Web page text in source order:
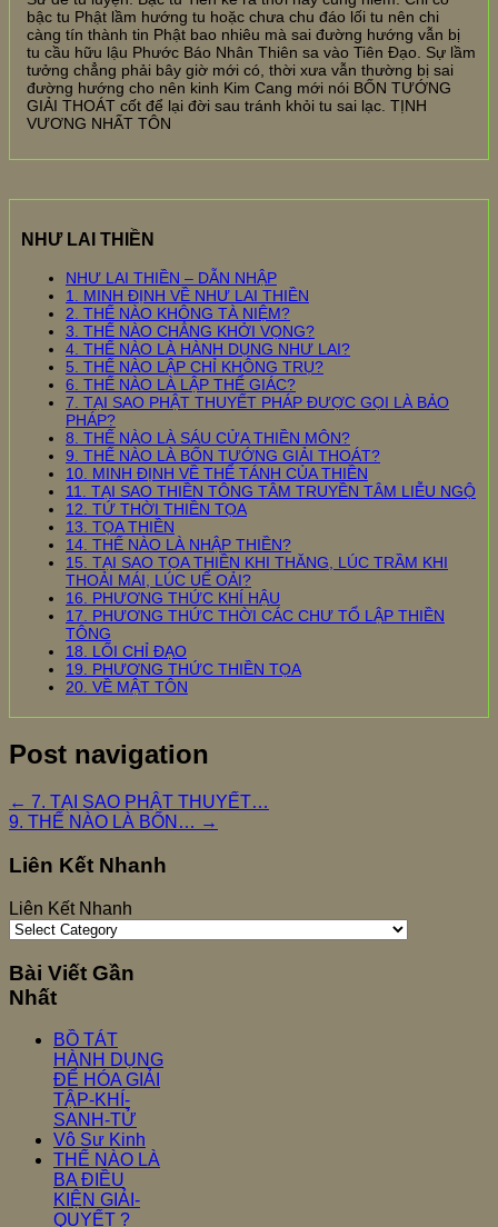
bậc tu Phật lầm hướng tu hoặc chưa chu đáo lối tu nên chi
càng tín thành tin Phật bao nhiêu mà sai đường hướng vẫn bị
tu cầu hữu lậu Phước Báo Nhân Thiên sa vào Tiên Đạo. Sự lầm
tưởng chẳng phải bây giờ mới có, thời xưa vẫn thường bị sai
đường hướng cho nên kinh Kim Cang mới nói BỐN TƯỚNG
GIẢI THOÁT cốt để lại đời sau tránh khỏi tu sai lạc. TỊNH
VƯƠNG NHẤT TÔN
NHƯ LAI THIỀN
NHƯ LAI THIỀN – DẪN NHẬP
1. MINH ĐỊNH VỀ NHƯ LAI THIỀN
2. THẾ NÀO KHÔNG TÀ NIỆM?
3. THẾ NÀO CHẲNG KHỞI VỌNG?
4. THẾ NÀO LÀ HÀNH DỤNG NHƯ LAI?
5. THẾ NÀO LẬP CHỈ KHÔNG TRỤ?
6. THẾ NÀO LÀ LẬP THỂ GIÁC?
7. TẠI SAO PHẬT THUYẾT PHÁP ĐƯỢC GỌI LÀ BẢO
PHÁP?
8. THẾ NÀO LÀ SÁU CỬA THIỀN MÔN?
9. THẾ NÀO LÀ BỐN TƯỚNG GIẢI THOÁT?
10. MINH ĐỊNH VỀ THỂ TÁNH CỦA THIỀN
11. TẠI SAO THIỀN TÔNG TÂM TRUYỀN TÂM LIỄU NGỘ
12. TỨ THỜI THIỀN TỌA
13. TỌA THIỀN
14. THẾ NÀO LÀ NHẬP THIỀN?
15. TẠI SAO TỌA THIỀN KHI THĂNG, LÚC TRẦM KHI
THOẢI MÁI, LÚC UỂ OẢI?
16. PHƯƠNG THỨC KHÍ HẬU
17. PHƯƠNG THỨC THỜI CÁC CHƯ TỔ LẬP THIỀN
TÔNG
18. LỐI CHỈ ĐẠO
19. PHƯƠNG THỨC THIỀN TỌA
20. VỀ MẬT TÔN
Post navigation
← 7. TẠI SAO PHẬT THUYẾT…
9. THẾ NÀO LÀ BỐN… →
Liên Kết Nhanh
Liên Kết Nhanh
Bài Viết Gần
Nhất
BỒ TÁT
HÀNH DỤNG
ĐỂ HÓA GIẢI
TẬP-KHÍ-
SANH-TỬ
Vô Sư Kinh
THẾ NÀO LÀ
BA ĐIỀU
KIỆN GIẢI-
QUYẾT ?